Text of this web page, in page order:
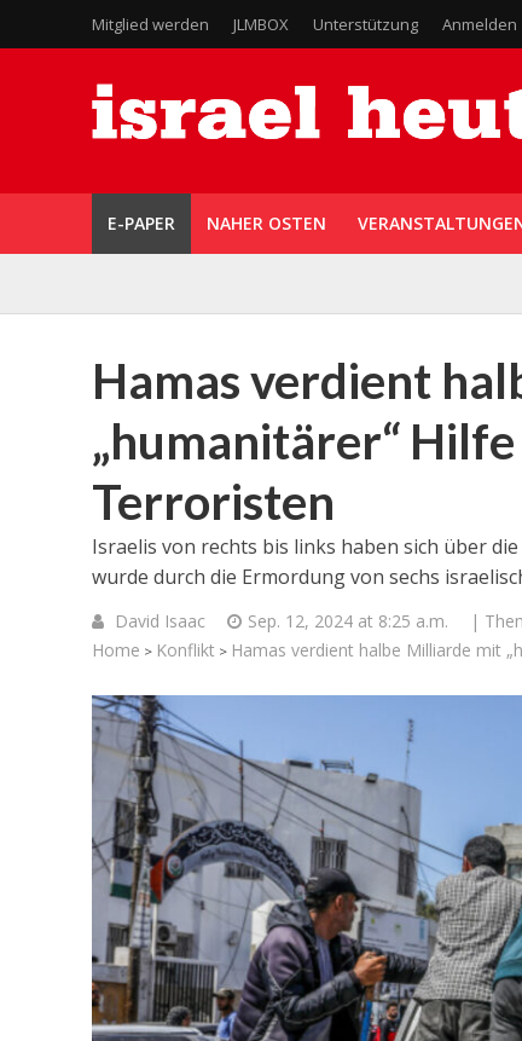
Mitglied werden JLMBOX Unterstützung Anmelden
E-PAPER NAHER OSTEN
Hamas verdient
„humanitärer“
Terroristen
Israelis von rechts bis links haben sich über
wurde durch die Ermordung von sechs
David Isaac Sep. 12, 2024 at 8:25 a.m. |
Home > Konflikt > Hamas verdient halbe Milliarde mit
die